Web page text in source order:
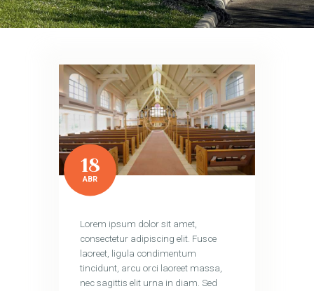
18
ABR
Lorem ipsum dolor sit amet,
consectetur adipiscing elit. Fusce
laoreet, ligula condimentum
tincidunt, arcu orci laoreet massa,
nec sagittis elit urna in diam. Sed